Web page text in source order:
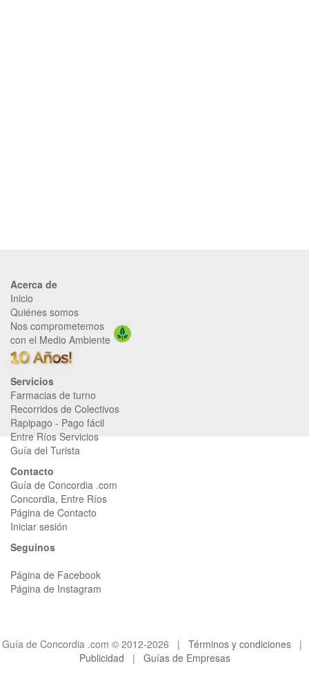
Acerca de
Inicio
Quiénes somos
Nos comprometemos
con el Medio Ambiente
Servicios
Farmacias de turno
Recorridos de Colectivos
Rapipago - Pago fácil
Entre Ríos Servicios
Guía del Turista
Contacto
Guía de Concordia .com
Concordia, Entre Ríos
Página de Contacto
Iniciar sesión
Seguinos
Página de Facebook
Página de Instagram
Guía de Concordia .com © 2012-2026 | Términos y condiciones|
Publicidad | Guías de Empresas